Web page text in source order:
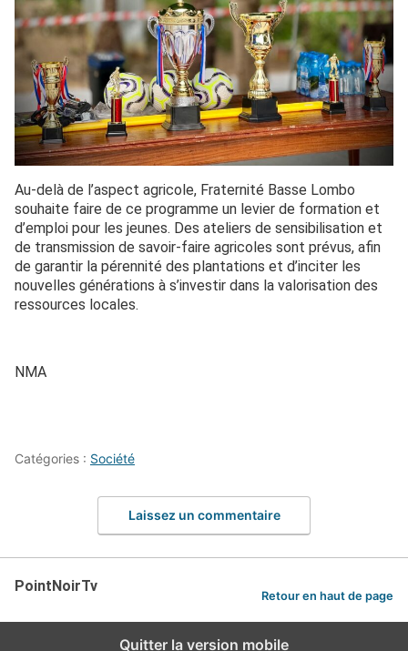
Au-delà de l’aspect agricole, Fraternité Basse Lombo
souhaite faire de ce programme un levier de formation et
d’emploi pour les jeunes. Des ateliers de sensibilisation et
de transmission de savoir-faire agricoles sont prévus, afin
de garantir la pérennité des plantations et d’inciter les
nouvelles générations à s’investir dans la valorisation des
ressources locales.
NMA
Catégories : Société
Laissez un commentaire
PointNoirTv
Retour en haut de page
Quitter la version mobile